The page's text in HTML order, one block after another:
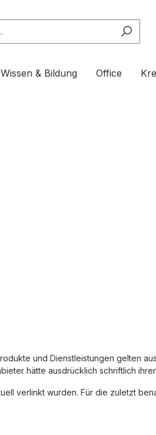
Wissen & Bildung Office
und Dienstleistungen gelten
hätte ausdrücklich schriftlich
verlinkt wurden. Für die zuletzt